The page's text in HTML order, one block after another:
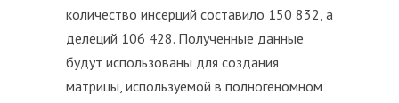
количество инсерций составило 150 832, а
делеций 106 428. Полученные данные
будут использованы для создания
матрицы, используемой в полногеномном